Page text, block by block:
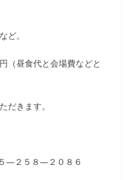
ど。
昼食代と会場費などと
だきます。
―２５８―２０８６